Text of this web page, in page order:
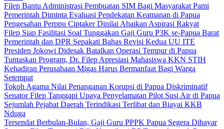
Filep Bantu Administrasi Pembuatan SIM Bagi Masyarakat Pami
Pemerintah Diminta Evaluasi Pendekatan Keamanan di Papua
Pengesahan Perppu Ciptaker Dinilai Abaikan Aspirasi Rakyat
Filep Siap Fasilitasi Soal Tunggakan Gaji Guru P3K se-Papua Barat
Pemerintah dan DPR Sepakati Bahas Revisi Kedua UU ITE
Presiden Jokowi Didesak Batalkan Operasi Tempur di Papua
Tuntaskan Program, Dr. Filep Apresiasi Mahasiswa KKN STIH
Kehadiran Perusahaan Migas Harus Bermanfaat Bagi Warga
Setempat
Tokoh Agama Nilai Penanganan Korupsi di Papua Diskriminatif
Senator Filep Tanggapi Upaya Penyelamatan Pilot Susi Air di Papua
Sejumlah Pejabat Daerah Terindikasi Terlibat dan Biayai KKB
Nduga
Tersendat Berbulan-Bulan, Gaji Guru PPPK Papua Segera Dibayar